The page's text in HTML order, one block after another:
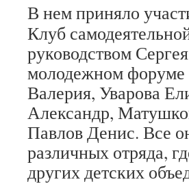
В нем приняло
Клуб
руководством
молодежном форуме
Валерия, Уварова
Александр,
Павлов Денис. Все
различных отряда,
других детских